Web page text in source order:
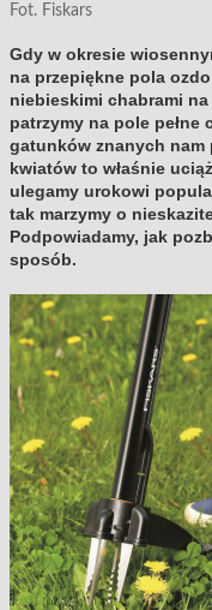
Fot. Fiskars
Gdy w okresie
na przepiękne pola
niebieskimi chabrami
patrzymy na pole pełne
gatunków znanych
kwiatów to właśnie
ulegamy urokowi
tak marzymy o
Podpowiadamy, jak
sposób.